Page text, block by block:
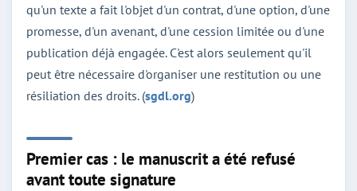
qu'un texte a fait l'objet d'un contrat, d'une option, d'une
promesse, d'un avenant, d'une cession limitée ou d'une
publication déjà engagée. C'est alors seulement qu'il
peut être nécessaire d'organiser une restitution ou une
résiliation des droits. (sgdl.org)
Premier cas : le manuscrit a été refusé
avant toute signature